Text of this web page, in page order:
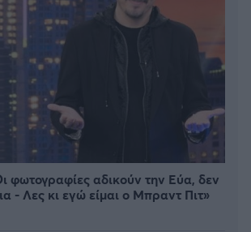
φωτογραφίες αδικούν την Εύα, δεν
- Λες κι εγώ είμαι ο Μπραντ Πιτ»